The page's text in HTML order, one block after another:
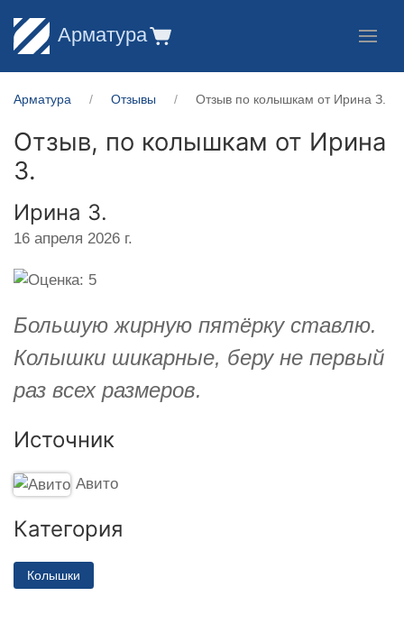
Арматура
Арматура Отзывы Отзыв по колышкам от Ирина З.
Отзыв, по колышкам от Ирина
З.
Ирина З.
16 апреля 2026 г.
Большую жирную пятёрку ставлю.
Колышки шикарные, беру не первый
раз всех размеров.
Источник
Авито
Категория
Колышки